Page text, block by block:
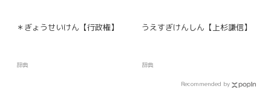
＊ぎょうせいけん【行政権】
辞典
うえすぎけんしん【上杉謙信】
辞典
Recommended by